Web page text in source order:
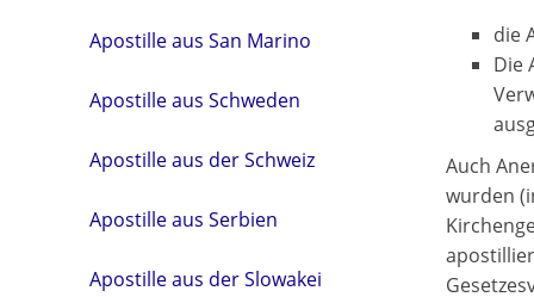
Apostille aus San Marino
Apostille aus Schweden
Apostille aus der Schweiz
Apostille aus Serbien
Apostille aus der Slowakei
die
Die
Auch
wurden